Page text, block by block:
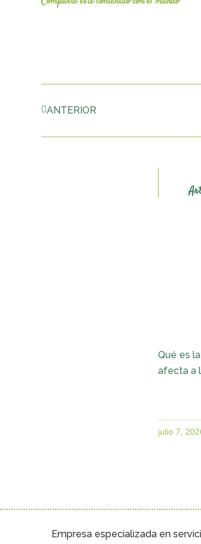
ANTERIOR
Qué es
afecta a
julio 7,
Empresa especializada en